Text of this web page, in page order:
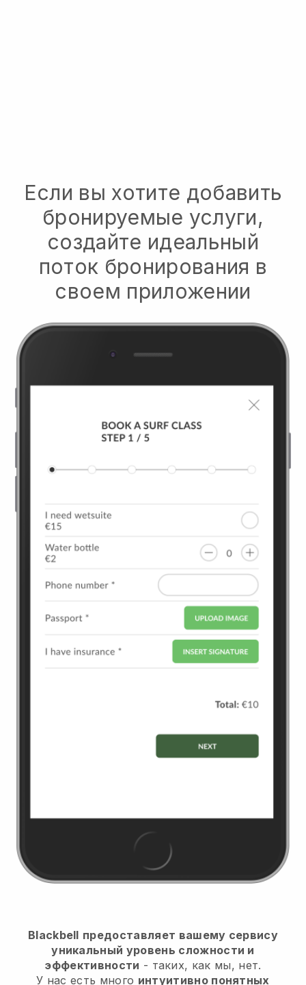
Если вы хотите добавить
бронируемые услуги,
создайте идеальный
поток бронирования в
своем приложении
Blackbell предоставляет вашему сервису
уникальный уровень сложности и
эффективности - таких, как мы, нет.
У нас есть много интуитивно понятных